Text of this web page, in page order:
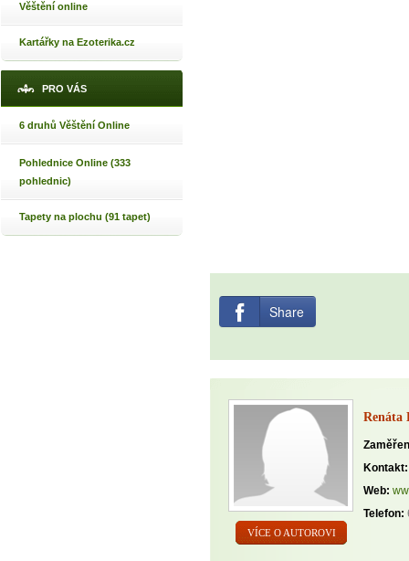
Věštění online
Kartářky na Ezoterika.cz
PRO VÁS
6 druhů Věštění Online
Pohlednice Online (333
pohlednic)
Tapety na plochu (91 tapet)
Share
VÍCE O AUTOROVI
Renáta
Kontakt:
Web:
Telefon: